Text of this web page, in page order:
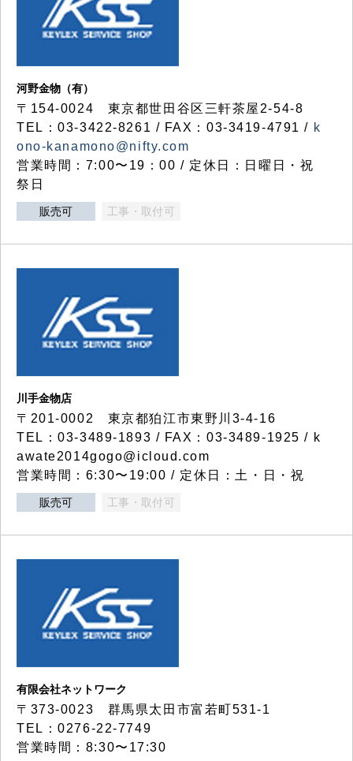
河野金物（有）
〒154-0024 東京都世田谷区三軒茶屋2-54-8
TEL：03-3422-8261 / FAX：03-3419-4791 / k
ono-kanamono@nifty.com
営業時間：7:00〜19：00 / 定休日：日曜日・祝
祭日
販売可 工事・取付可
川手金物店
〒201-0002 東京都狛江市東野川3-4-16
TEL：03-3489-1893 / FAX：03-3489-1925 / k
awate2014gogo@icloud.com
営業時間：6:30〜19:00 / 定休日：土・日・祝
販売可 工事・取付可
有限会社ネットワーク
〒373-0023 群馬県太田市富若町531-1
TEL：0276-22-7749
営業時間：8:30〜17:30